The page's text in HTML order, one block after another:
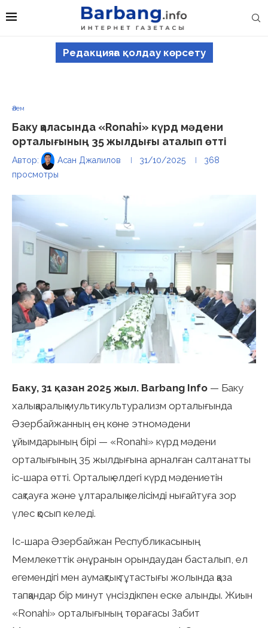
Редакцияға қолдау көрсету
Әлем
Баку қаласында «Ronahi» күрд мәдени
орталығының 35 жылдығы аталып өтті
Автор: Асан Джалилов 31/10/2025
368
просмотры
Баку, 31 қазан 2025 жыл. Barbang Info — Баку
халықаралық мультикультурализм орталығында
Әзербайжанның ең көне этномәдени
ұйымдарының бірі — «Ronahi» күрд мәдени
орталығының 35 жылдығына арналған салтанатты
іс-шара өтті. Орталық елдегі күрд мәдениетін
сақтауға және ұлтаралық келісімді нығайтуға зор
үлес қосып келеді.
Іс-шара Әзербайжан Республикасының
Мемлекеттік әнұранын орындаудан басталып, ел
егемендігі мен аумақтық тұтастығы жолында қаза
тапқандар бір минут үнсіздікпен еске алынды. Жиын
«Ronahi» орталығының төрағасы Забит